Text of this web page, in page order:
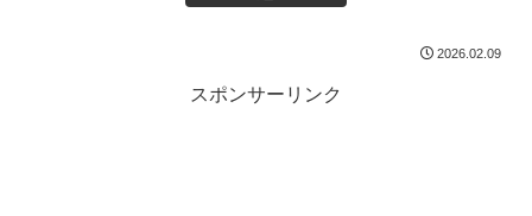
2026.02.09
スポンサーリンク